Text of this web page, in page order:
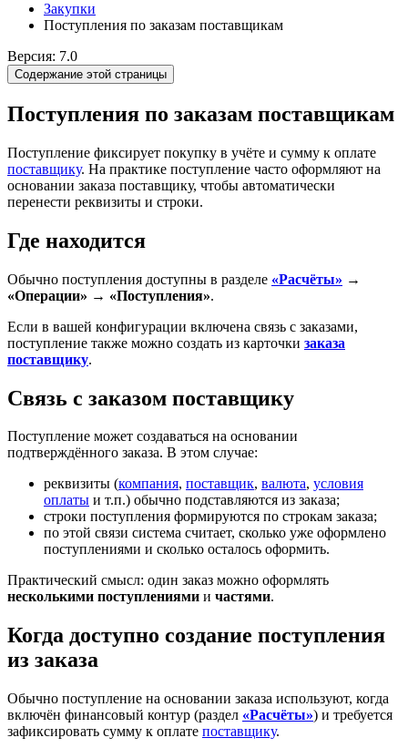
Закупки
Поступления по заказам поставщикам
Версия: 7.0
Содержание этой страницы
Поступления по заказам поставщикам
Поступление фиксирует покупку в учёте и сумму к оплате
поставщику. На практике поступление часто оформляют на
основании заказа поставщику, чтобы автоматически
перенести реквизиты и строки.
Где находится
Обычно поступления доступны в разделе «Расчёты» →
«Операции» → «Поступления».
Если в вашей конфигурации включена связь с заказами,
поступление также можно создать из карточки заказа
поставщику.
Связь с заказом поставщику
Поступление может создаваться на основании
подтверждённого заказа. В этом случае:
реквизиты (компания, поставщик, валюта, условия
оплаты и т.п.) обычно подставляются из заказа;
строки поступления формируются по строкам заказа;
по этой связи система считает, сколько уже оформлено
поступлениями и сколько осталось оформить.
Практический смысл: один заказ можно оформлять
несколькими поступлениями и частями.
Когда доступно создание поступления
из заказа
Обычно поступление на основании заказа используют, когда
включён финансовый контур (раздел «Расчёты») и требуется
зафиксировать сумму к оплате поставщику.